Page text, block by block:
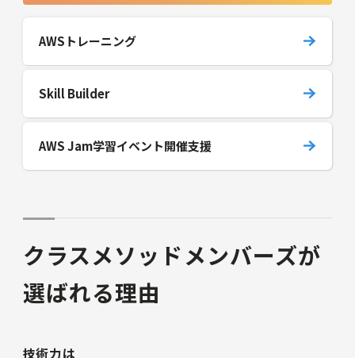
AWSトレーニング
Skill Builder
AWS Jam学習イベント開催支援
クラスメソッドメンバーズが
選ばれる理由
技術力は